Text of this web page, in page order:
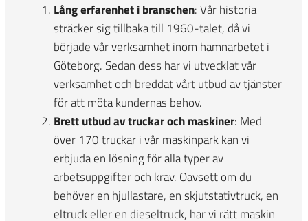
Lång erfarenhet i branschen: Vår historia
sträcker sig tillbaka till 1960-talet, då vi
började vår verksamhet inom hamnarbetet i
Göteborg. Sedan dess har vi utvecklat vår
verksamhet och breddat vårt utbud av tjänster
för att möta kundernas behov.
Brett utbud av truckar och maskiner: Med
över 170 truckar i vår maskinpark kan vi
erbjuda en lösning för alla typer av
arbetsuppgifter och krav. Oavsett om du
behöver en hjullastare, en skjutstativtruck, en
eltruck eller en dieseltruck, har vi rätt maskin